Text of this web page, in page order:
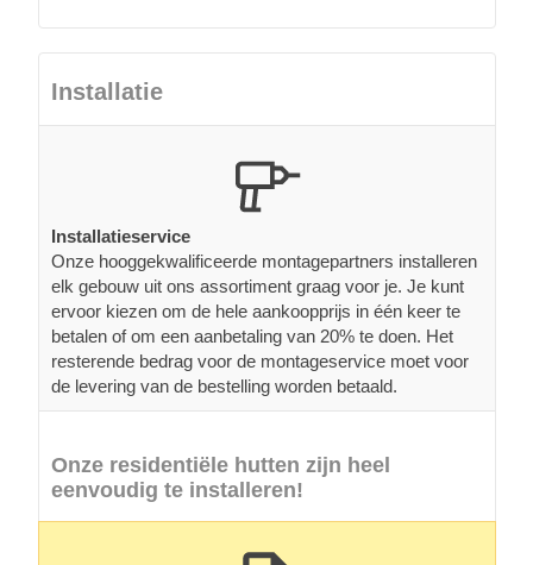
Installatie
Installatieservice
Onze hooggekwalificeerde montagepartners installeren
elk gebouw uit ons assortiment graag voor je. Je kunt
ervoor kiezen om de hele aankoopprijs in één keer te
betalen of om een aanbetaling van 20% te doen. Het
resterende bedrag voor de montageservice moet voor
de levering van de bestelling worden betaald.
Onze residentiële hutten zijn heel
eenvoudig te installeren!